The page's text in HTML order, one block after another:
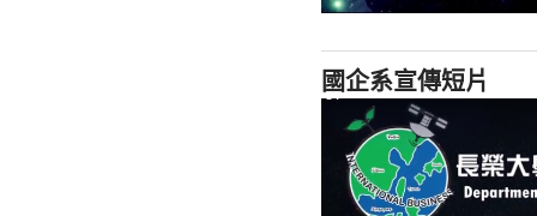
國企系宣傳短片